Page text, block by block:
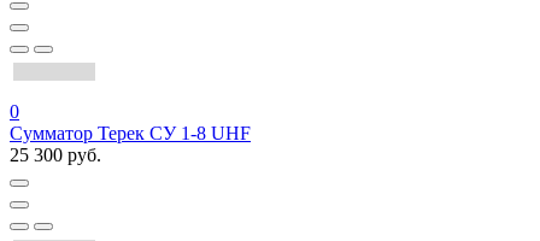
0
Сумматор Терек СУ 1-8 UHF
25 300 руб.